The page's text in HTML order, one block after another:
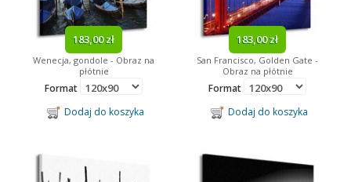
183,00 zł
Wenecja, gondole - Obraz na
płótnie
Format
Dodaj do koszyka
183,00 zł
San Francisco, Golden Gate -
Obraz na płótnie
Format
Dodaj do koszyka